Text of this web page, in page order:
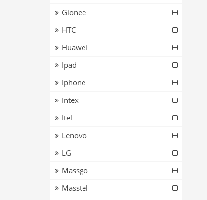
Gionee
HTC
Huawei
Ipad
Iphone
Intex
Itel
Lenovo
LG
Massgo
Masstel